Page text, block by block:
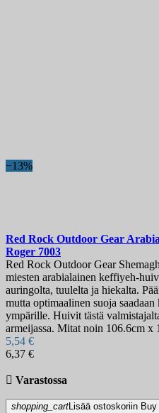
−13%
Red Rock Outdoor Gear
Roger 7003
Red Rock Outdoor Gear
miesten arabialainen keffiyeh-
auringolta, tuulelta ja hiekalta.
mutta optimaalinen suoja
ympärille. Huivit tästä
armeijassa. Mitat noin 106.6cm x
5,54 €
6,37 €
 Varastossa
shopping_cartLisää ostoskoriin Buy